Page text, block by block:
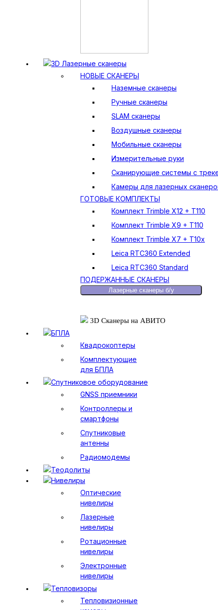
3D Лазерные сканеры
НОВЫЕ СКАНЕРЫ
Наземные сканеры
Ручные сканеры
SLAM сканеры
Воздушные сканеры
Мобильные сканеры
Измерительные руки
Сканирующие системы с
Камеры для лазерных
ГОТОВЫЕ КОМПЛЕКТЫ
Комплект Trimble X12 + T110
Комплект Trimble X9 + T110
Комплект Trimble X7 + T10x
Leica RTC360 Extended
Leica RTC360 Standard
ПОДЕРЖАННЫЕ СКАНЕРЫ
Лазерные сканеры б/у
3D Сканеры на АВИТО
БПЛА
Квадрокоптеры
Комплектующие
для БПЛА
Спутниковое оборудование
GNSS приемники
Контроллеры и
смартфоны
Спутниковые
антенны
Радиомодемы
Теодолиты
Нивелиры
Оптические
нивелиры
Лазерные
нивелиры
Ротационные
нивелиры
Электронные
нивелиры
Тепловизоры
Тепловизионные